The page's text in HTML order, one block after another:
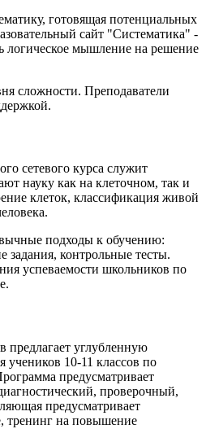
готовящая потенциальных
сайт "Систематика" -
логическое мышление на решение
сложности. Преподаватели
сетевого курса служит
науку как на клеточном, так и
клеток, классификация живой
подходы к обучению:
задания, контрольные тесты.
успеваемости школьников по
углубленную
учеников 10-11 классов по
предусматривает
проверочный,
предусматривает
тренинг на повышение